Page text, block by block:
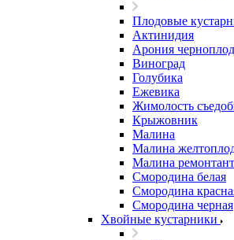
Плодовые
Актинидия
Арония
Виноград
Голубика
Ежевика
Жимолость
Крыжовник
Малина
Малина
Малина
Смородина белая
Смородина
Смородина черная
Хвойные кустарники